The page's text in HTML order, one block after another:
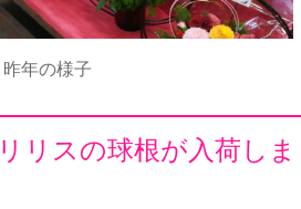
昨年の様子
リスの球根が入荷しま